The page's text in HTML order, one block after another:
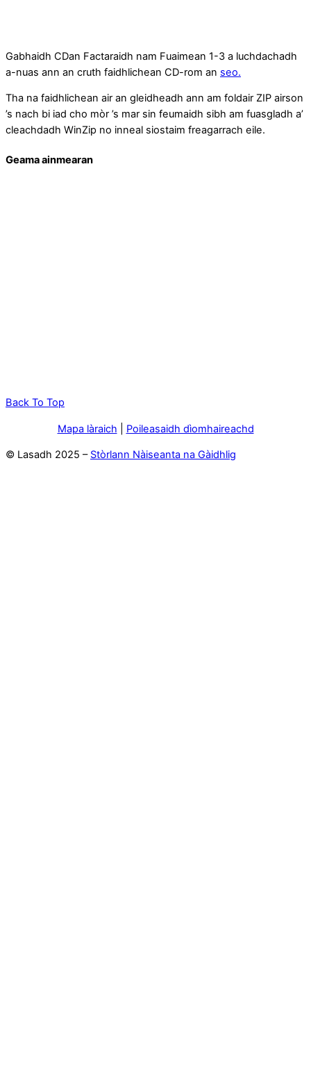
Gabhaidh CDan Factaraidh nam Fuaimean 1-3 a luchdachadh
a-nuas ann an cruth faidhlichean CD-rom an seo.
Tha na faidhlichean air an gleidheadh ann am foldair ZIP airson
’s nach bi iad cho mòr ’s mar sin feumaidh sibh am fuasgladh a’
cleachdadh WinZip no inneal siostaim freagarrach eile.
Geama ainmearan
Back To Top
Mapa làraich Poileasaidh dìomhaireachd
© Lasadh 2025 – Stòrlann Nàiseanta na Gàidhlig